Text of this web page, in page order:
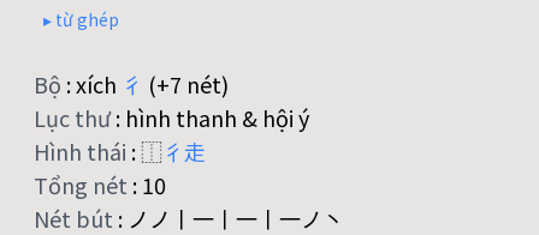
▸ từ ghép
Bộ :xích 彳 (+7 nét)
Lục thư: hình thanh & hội ý
Hình thái :⿰彳 走
Tổng nét :10
Nét bút : ノノ丨一丨一丨一ノ丶